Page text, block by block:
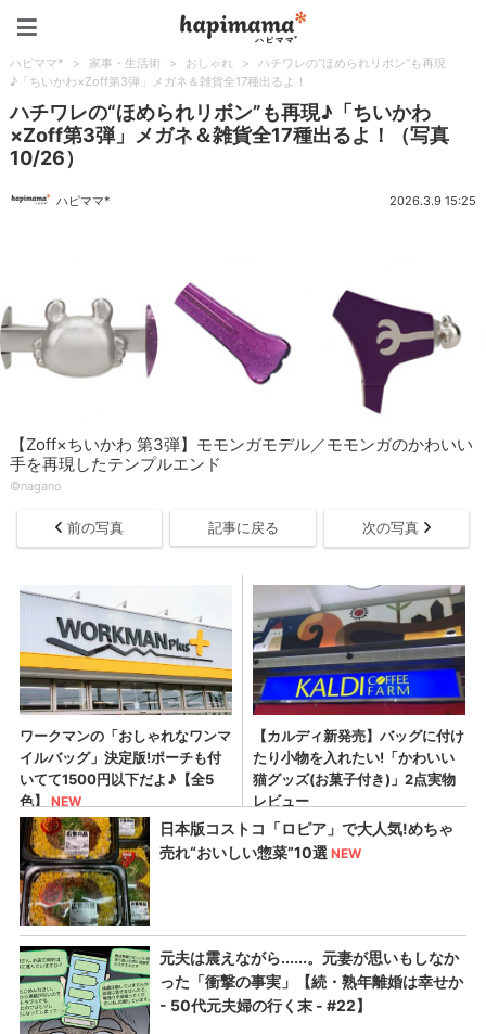
ハピママ* > 家事・生活術 > おしゃれ >
ハチワレの“ほめられリボン”も再現
♪「ちいかわ×Zoff第3弾」メガネ＆雑貨全17種出るよ！
ハチワレの“ほめられリボン”も再現♪「ちいかわ
×Zoff第3弾」メガネ＆雑貨全17種出るよ！（写真
10/26）
ハピママ* 2026.3.9 15:25
【Zoff×ちいかわ 第3弾】モモンガモデル／モモンガのかわいい
手を再現したテンプルエンド
©nagano
前の写真 記事に戻る 次の写真